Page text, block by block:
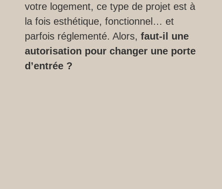
votre logement, ce type de projet est à
la fois esthétique, fonctionnel… et
parfois réglementé. Alors, faut-il une
autorisation pour changer une porte
d’entrée ?